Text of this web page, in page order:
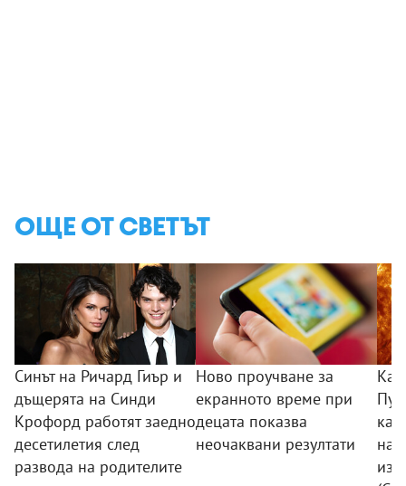
ОЩЕ ОТ СВЕТЪТ
Синът на Ричард Гиър и
дъщерята на Синди
Крофорд работят заедно
десетилетия след
развода на родителите
Ново проучване за
екранното време при
децата показва
неочаквани резултати